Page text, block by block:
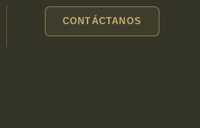
CONTÁCTANOS